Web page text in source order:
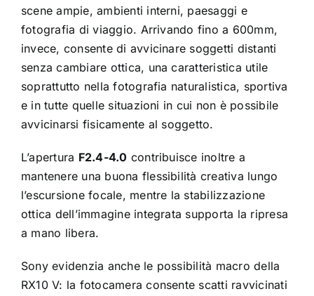
scene ampie, ambienti interni, paesaggi e
fotografia di viaggio. Arrivando fino a 600mm,
invece, consente di avvicinare soggetti distanti
senza cambiare ottica, una caratteristica utile
soprattutto nella fotografia naturalistica, sportiva
e in tutte quelle situazioni in cui non è possibile
avvicinarsi fisicamente al soggetto.
L’apertura F2.4-4.0 contribuisce inoltre a
mantenere una buona flessibilità creativa lungo
l’escursione focale, mentre la stabilizzazione
ottica dell’immagine integrata supporta la ripresa
a mano libera.
Sony evidenzia anche le possibilità macro della
RX10 V: la fotocamera consente scatti ravvicinati